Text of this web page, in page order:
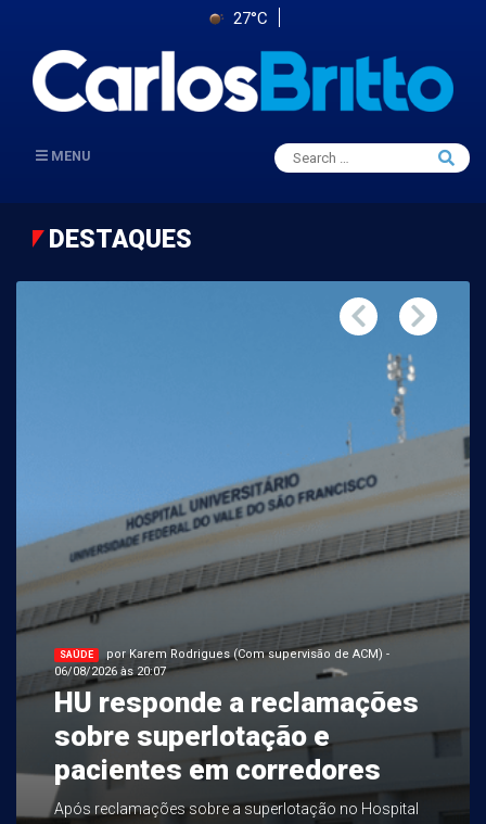
27°C
MENU
Search
for:
Search
DESTAQUES
SAÚDE
por Karem Rodrigues (Com supervisão de ACM) -
06/08/2026 às 20:07
HU responde a reclamações
sobre superlotação e
pacientes em corredores
Após reclamações sobre a superlotação no Hospital